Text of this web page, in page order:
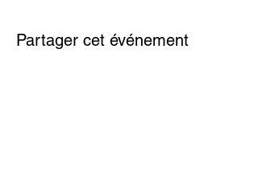
Partager cet événement